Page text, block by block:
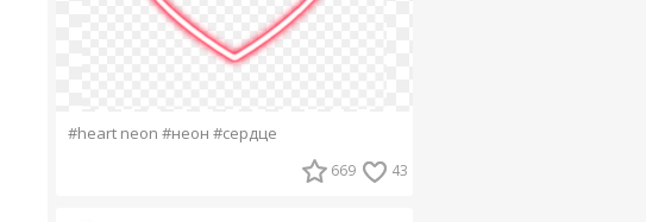
#heart neon #неон #сердце
669 43